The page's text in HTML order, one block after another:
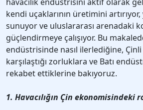
kendi uçaklarının üretimini
sunuyor ve uluslararası arenadaki
güçlendirmeye çalışıyor. Bu
endüstrisinde nasıl ilerlediğine,
karşılaştığı zorluklara ve Batı
rekabet ettiklerine bakıyoruz.
1. Havacılığın Çin ekonomisindeki